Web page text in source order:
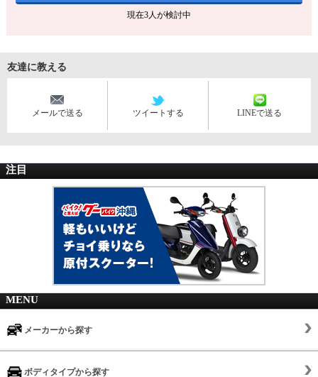
現在3人が検討中
友達に教える
メールで送る ツイートする LINEで送る
注目
MENU
メーカーから探す
ボディタイプから探す